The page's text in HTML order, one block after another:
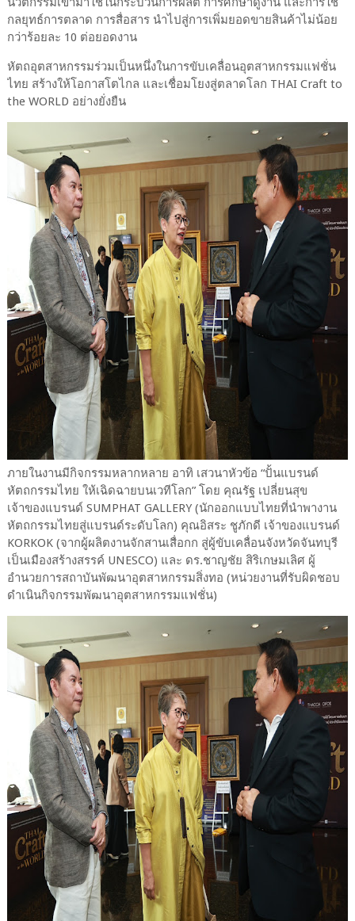
กลยุทธ์การตลาด การสื่อสาร นำไปสู่การเพิ่มยอดขายสินค้าไม่น้อย
กว่าร้อยละ 10 ต่อยอดงาน
หัตถอุตสาหกรรมร่วมเป็นหนึ่งในการขับเคลื่อนอุตสาหกรรมแฟชั่น
ไทย สร้างให้โอกาสโตไกล และเชื่อมโยงสู่ตลาดโลก THAI Craft to
the WORLD อย่างยั่งยืน
ภายในงานมีกิจกรรมหลากหลาย อาทิ เสวนาหัวข้อ “ปั้นแบรนด์
หัตถกรรมไทย ให้เฉิดฉายบนเวทีโลก” โดย คุณรัฐ เปลี่ยนสุข
เจ้าของแบรนด์ SUMPHAT GALLERY (นักออกแบบไทยที่นำพางาน
หัตถกรรมไทยสู่แบรนด์ระดับโลก) คุณอิสระ ชูภักดี เจ้าของแบรนด์
KORKOK (จากผู้ผลิตงานจักสานเสื่อกก สู่ผู้ขับเคลื่อนจังหวัดจันทบุรี
เป็นเมืองสร้างสรรค์ UNESCO) และ ดร.ชาญชัย สิริเกษมเลิศ ผู้
อำนวยการสถาบันพัฒนาอุตสาหกรรมสิ่งทอ (หน่วยงานที่รับผิดชอบ
ดำเนินกิจกรรมพัฒนาอุตสาหกรรมแฟชั่น)